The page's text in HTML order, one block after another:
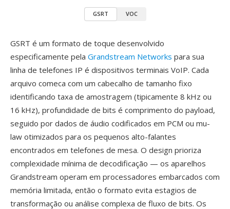
GSRT VOC
GSRT é um formato de toque desenvolvido
especificamente pela Grandstream Networks para sua
linha de telefones IP é dispositivos terminais VoIP. Cada
arquivo comeca com um cabecalho de tamanho fixo
identificando taxa de amostragem (tipicamente 8 kHz ou
16 kHz), profundidade de bits é comprimento do payload,
seguido por dados de áudio codificados em PCM ou mu-
law otimizados para os pequenos alto-falantes
encontrados em telefones de mesa. O design prioriza
complexidade mínima de decodificação — os aparelhos
Grandstream operam em processadores embarcados com
memória limitada, então o formato evita estagios de
transformação ou análise complexa de fluxo de bits. Os